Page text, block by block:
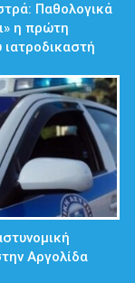
Παθολογικά
η πρώτη
Αργολίδα